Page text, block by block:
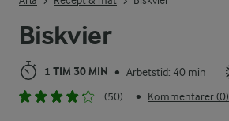
Biskvier
1 TIM 30 MIN • Arbetstid: 40 min
(50) • Kommentarer (0)